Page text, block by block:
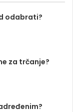
odabrati?
za trčanje?